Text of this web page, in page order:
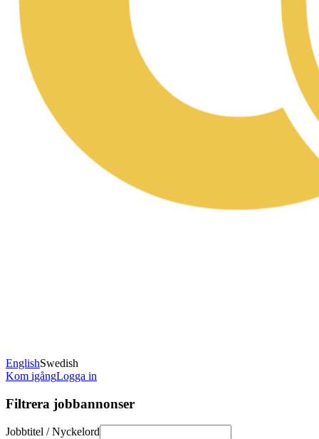
EnglishSwedish
Kom igångLogga in
Filtrera jobbannonser
Jobbtitel / Nyckelord